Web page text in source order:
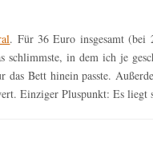
. Für 36 Euro insgesamt
schlimmste, in dem ich je
das Bett hinein passte.
Einziger Pluspunkt: Es liegt